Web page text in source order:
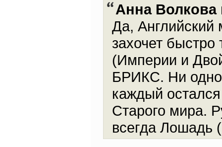
Анна Волкова
Да, Английский
захочет быстро
(Империи и
БРИКС. Ни
каждый
Старого мира.
всегда Лошадь